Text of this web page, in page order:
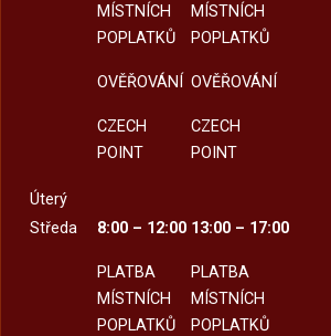
MÍSTNÍCH
POPLATKŮ
OVĚŘOVÁNÍ
CZECH
POINT
MÍSTNÍCH
POPLATKŮ
OVĚŘOVÁNÍ
CZECH
POINT
Úterý
Středa
8:00 – 12:00
PLATBA
MÍSTNÍCH
POPLATKŮ
13:00 – 17:00
PLATBA
MÍSTNÍCH
POPLATKŮ